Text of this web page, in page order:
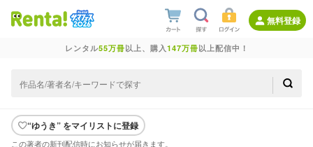
無料登録
レンタル55万冊以上、購入147万冊以上配信中！
“ゆうき” をマイリストに登録
この著者の新刊配信時にお知らせが届きます。